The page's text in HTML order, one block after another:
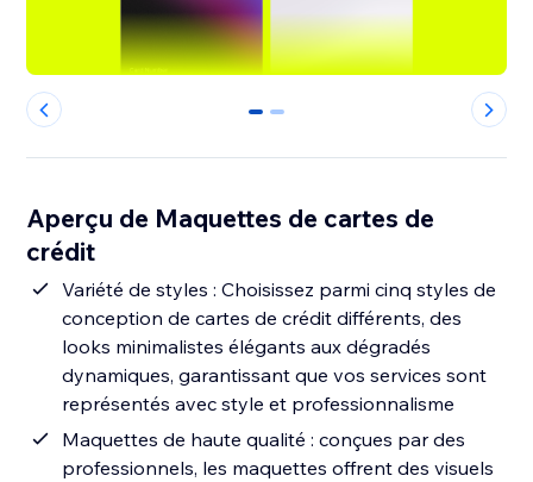
0 1
Aperçu de Maquettes de cartes de
crédit
Variété de styles : Choisissez parmi cinq styles de
conception de cartes de crédit différents, des
looks minimalistes élégants aux dégradés
dynamiques, garantissant que vos services sont
représentés avec style et professionnalisme
Maquettes de haute qualité : conçues par des
professionnels, les maquettes offrent des visuels